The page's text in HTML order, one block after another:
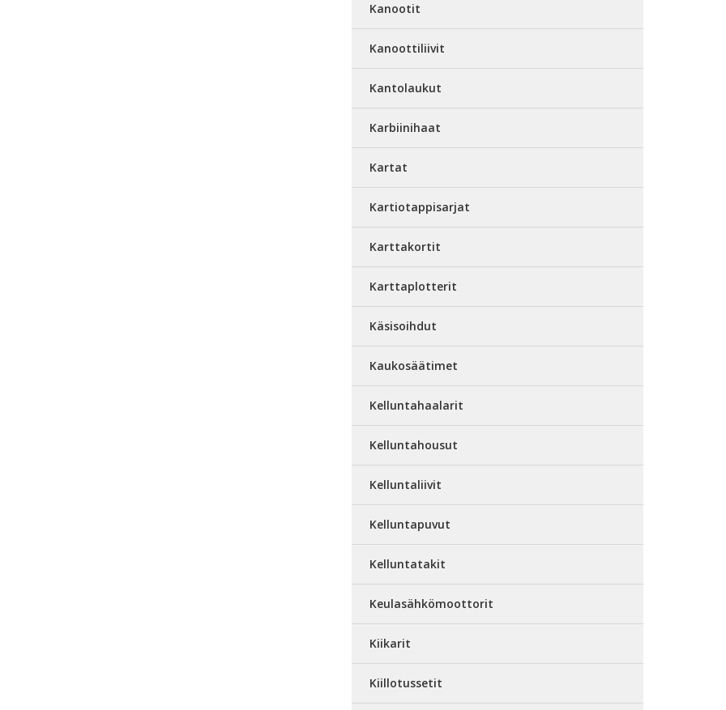
Kanootit
Kanoottiliivit
Kantolaukut
Karbiinihaat
Kartat
Kartiotappisarjat
Karttakortit
Karttaplotterit
Käsisoihdut
Kaukosäätimet
Kelluntahaalarit
Kelluntahousut
Kelluntaliivit
Kelluntapuvut
Kelluntatakit
Keulasähkömoottorit
Kiikarit
Kiillotussetit